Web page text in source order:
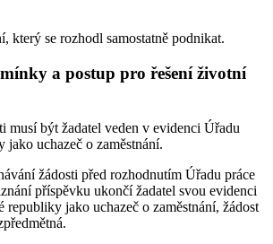
který se rozhodl samostatně podnikat.
a postup pro řešení životní
musí být žadatel veden v evidenci Úřadu
jako uchazeč o zaměstnání.
žádosti před rozhodnutím Úřadu práce
příspěvku ukončí žadatel svou evidenci
republiky jako uchazeč o zaměstnání, žádost